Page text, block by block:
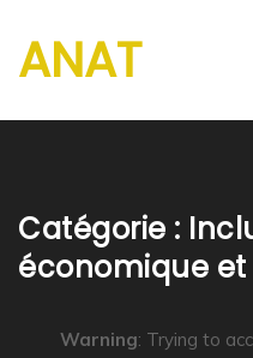
ANAT
Catégorie :
économique
Warning: Trying to